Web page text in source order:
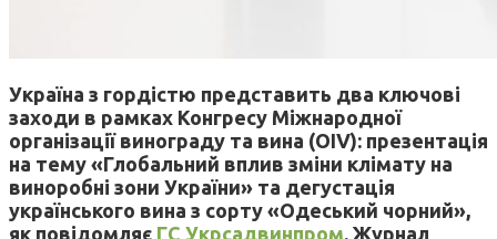
Україна з гордістю представить два ключові
заходи в рамках Конгресу Міжнародної
організації винограду та вина (OIV): презентація
на тему «Глобальний вплив зміни клімату на
виноробні зони України» та дегустація
українського вина з сорту «Одеський чорний»,
як повідомляє ГС Укрсадвинпром. Журнал